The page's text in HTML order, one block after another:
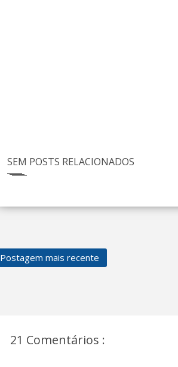
SEM POSTS RELACIONADOS
Postagem mais recente
21 Comentários :